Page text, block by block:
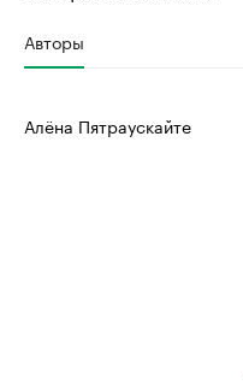
Авторы
Алёна Пятраускайте